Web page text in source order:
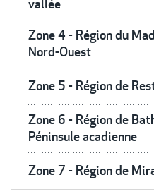
vallée
Zone 4 - Région du
Nord-Ouest
Zone 5 - Région de
Zone 6 - Région de
Péninsule acadienne
Zone 7 - Région de